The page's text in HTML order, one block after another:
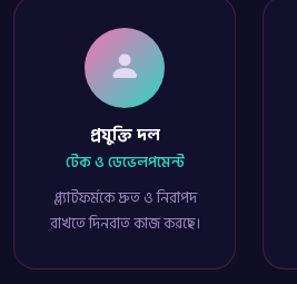
প্রযুক্তি দল
টেক ও ডেভেলপমেন্ট
প্ল্যাটফর্মকে দ্রুত ও নিরাপদ
রাখতে দিনরাত কাজ করছে।